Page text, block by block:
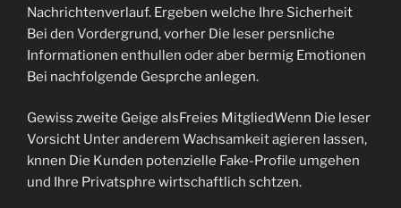
Nachrichtenverlauf. Ergeben welche Ihre Sicherheit
Bei den Vordergrund, vorher Die leser persnliche
Informationen enthullen oder aber bermig Emotionen
Bei nachfolgende Gesprche anlegen.
Gewiss zweite Geige alsFreies MitgliedWenn Die leser
Vorsicht Unter anderem Wachsamkeit agieren lassen,
knnen Die Kunden potenzielle Fake-Profile umgehen
und Ihre Privatsphre wirtschaftlich schtzen.